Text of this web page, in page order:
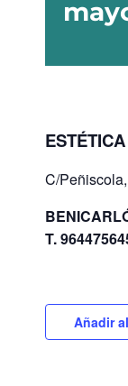
C/
T.
Añadir